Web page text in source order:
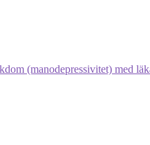
(manodepressivitet) med